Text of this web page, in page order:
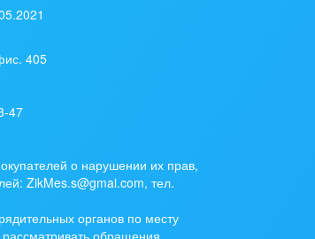
405
47
о нарушении их прав,
ZikMes.s@gmai.com, тел.
органов по месту